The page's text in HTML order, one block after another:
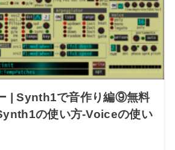
| Synth1で音作り編⑨無料
の使い方-Voiceの使い